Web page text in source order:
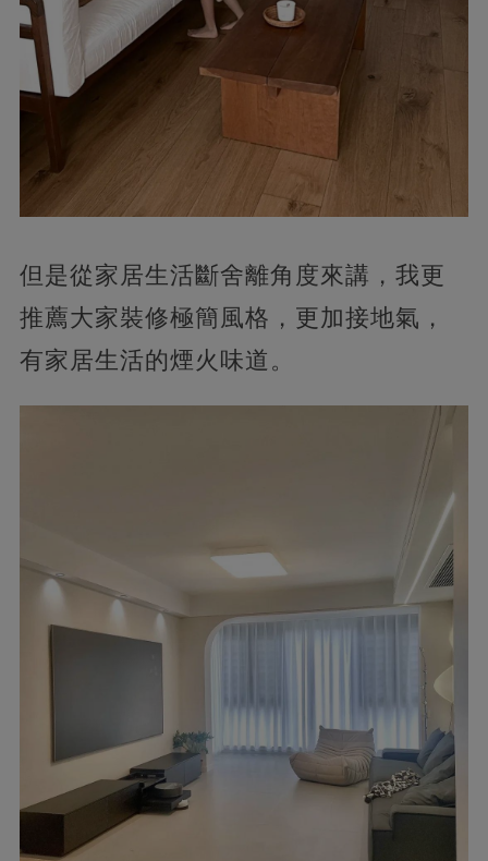
但是從家居生活斷舍離角度來講，我更
推薦大家裝修極簡風格，更加接地氣，
有家居生活的煙火味道。